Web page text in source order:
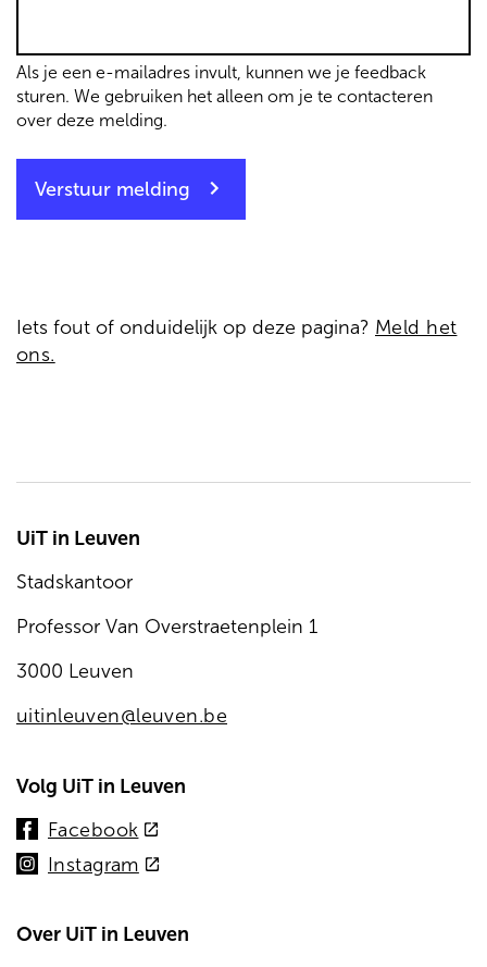
Als je een e-mailadres invult, kunnen we je feedback
sturen. We gebruiken het alleen om je te contacteren
over deze melding.
Verstuur melding
Iets fout of onduidelijk op deze pagina? Meld het
ons.
UiT in Leuven
Stadskantoor
Professor Van Overstraetenplein 1
3000 Leuven
uitinleuven@leuven.be
Volg UiT in Leuven
Facebook (externe
link)
Instagram(externe
Over UiT in Leuven